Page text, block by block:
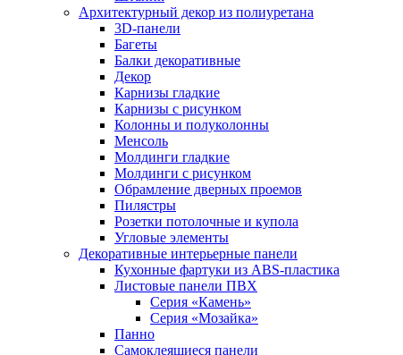
Архитектурный декор из полиуретана
3D-панели
Багеты
Балки декоративные
Декор
Карнизы гладкие
Карнизы с рисунком
Колонны и полуколонны
Менсоль
Молдинги гладкие
Молдинги с рисунком
Обрамление дверных проемов
Пилястры
Розетки потолочные и купола
Угловые элементы
Декоративные интерьерные панели
Кухонные фартуки из ABS-пластика
Листовые панели ПВХ
Серия «Камень»
Серия «Мозайка»
Панно
Самоклеящиеся панели